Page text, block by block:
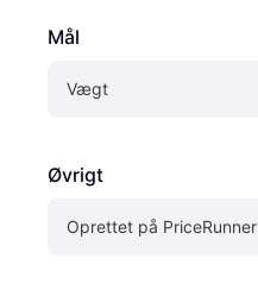
Mål
Vægt
Øvrigt
Oprettet på PriceRunner